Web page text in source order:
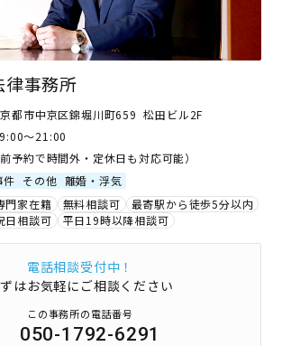
律事務所
都市中京区錦堀川町659 松田ビル2F
～21:00
予約で時間外・定休日も対応可能）
件 その他 離婚・浮気
門家在籍 無料相談可
最寄駅から徒歩5分以内
日相談可
平日19時以降相談可
電話相談受付中！
はお気軽にご相談ください
この事務所の電話番号
050-1792-6291